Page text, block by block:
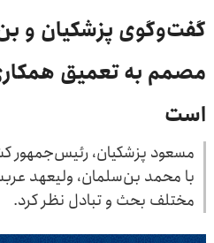
گفت‌وگوی پزشکیان و
مصمم به تعمیق
است
مسعود پزشکیان، رئیس‌جمهور
با محمد بن‌سلمان، ولیعهد
مختلف بحث و تبادل نظر کرد.